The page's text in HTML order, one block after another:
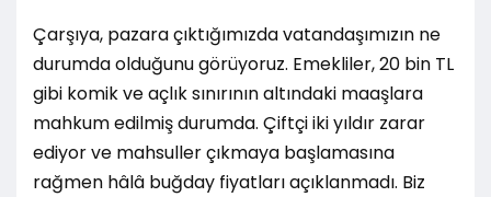
Çarşıya, pazara çıktığımızda vatandaşımızın ne
durumda olduğunu görüyoruz. Emekliler, 20 bin TL
gibi komik ve açlık sınırının altındaki maaşlara
mahkum edilmiş durumda. Çiftçi iki yıldır zarar
ediyor ve mahsuller çıkmaya başlamasına
rağmen hâlâ buğday fiyatları açıklanmadı. Biz